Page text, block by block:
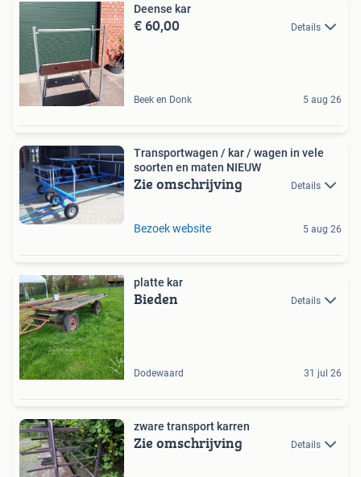
Deense kar
€ 60,00 Details
Beek en Donk 5 aug 26
Transportwagen / kar / wagen in vele
soorten en maten NIEUW
Zie omschrijving Details
Bezoek website 5 aug 26
platte kar
Bieden Details
Dodewaard 31 jul 26
zware transport karren
Zie omschrijving Details